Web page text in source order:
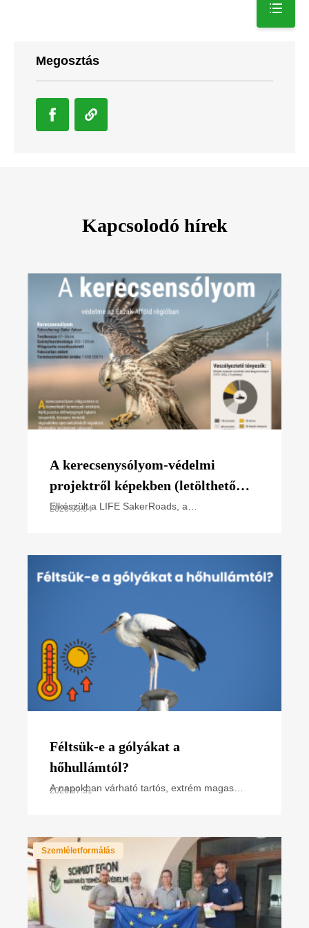
Megosztás
Kapcsolodó hírek
A kerecsenysólyom-védelmi
projektről képekben (letölthető
poszter)
Elkészült a LIFE SakerRoads, a
2026.08.04
Féltsük-e a gólyákat a
hőhullámtól?
A napokban várható tartós, extrém magas
2026.07.31
Szemléletformálás